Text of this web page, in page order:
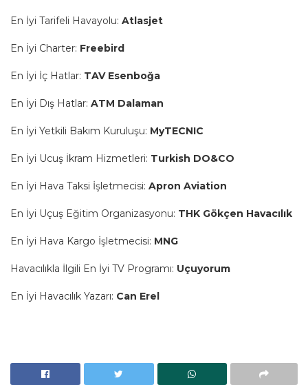
En İyi Tarifeli Havayolu: Atlasjet
En İyi Charter: Freebird
En İyi İç Hatlar: TAV Esenboğa
En İyi Dış Hatlar: ATM Dalaman
En İyi Yetkili Bakım Kuruluşu: MyTECNIC
En İyi Ucuş İkram Hizmetleri: Turkish DO&CO
En İyi Hava Taksi İşletmecisi: Apron Aviation
En İyi Uçuş Eğitim Organizasyonu: THK Gökçen Havacılık
En İyi Hava Kargo İşletmecisi: MNG
Havacılıkla İlgili En İyi TV Programı: Uçuyorum
En İyi Havacılık Yazarı: Can Erel